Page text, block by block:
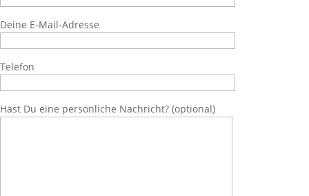
Deine E-Mail-Adresse
Telefon
Hast Du eine persönliche Nachricht? (optional)